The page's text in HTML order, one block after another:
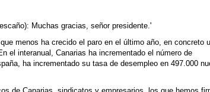
Muchas gracias, señor presidente.'
menos ha crecido el paro en el último año, en concreto
el interanual, Canarias ha incrementado el número de
ha incrementado su tasa de desempleo en 497.000